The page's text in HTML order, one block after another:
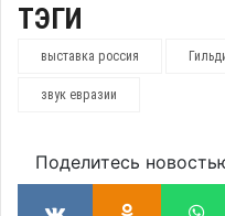
ТЭГИ
выставка россия
звук евразии
Поделитесь